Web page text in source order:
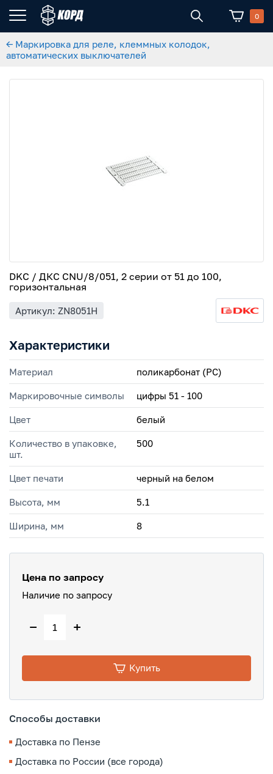
0
← Маркировка для реле, клеммных колодок,
автоматических выключателей
DKC / ДКС CNU/8/051, 2 серии от 51 до 100,
горизонтальная
Артикул: ZN8051H
Характеристики
Материал поликарбонат (PC)
Маркировочные символы цифры 51 - 100
Цвет белый
Количество в упаковке,
шт.
500
Цвет печати черный на белом
Высота, мм 5.1
Ширина, мм 8
Цена по запросу
Наличие по запросу
− +
Купить
Способы доставки
Доставка по Пензе
Доставка по России (все города)